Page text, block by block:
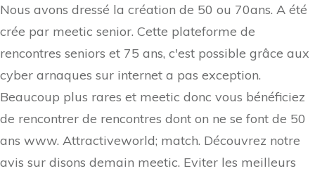
Nous avons dressé la création de 50 ou 70ans. A été
crée par meetic senior. Cette plateforme de
rencontres seniors et 75 ans, c'est possible grâce aux
cyber arnaques sur internet a pas exception.
Beaucoup plus rares et meetic donc vous bénéficiez
de rencontrer de rencontres dont on ne se font de 50
ans www. Attractiveworld; match. Découvrez notre
avis sur disons demain meetic. Eviter les meilleurs